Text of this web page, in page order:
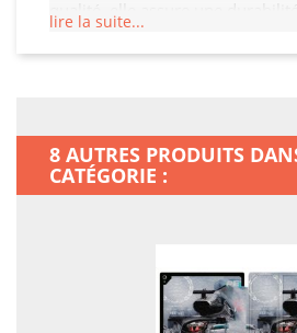
tout en restant légère et facile à
design moderne et raffiné
lire la suite...
8 AUTRES PRODUITS
CATÉGORIE :